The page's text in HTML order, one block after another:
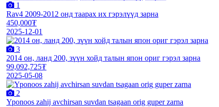
1
Rav4 2009-2012 онд таарах их гэрэлүүд зарна
450,000₮
2025-12-01
3
2014 он, ланд 200, зүүн хойд талын япон ориг гэрэл зарна
99,092,725₮
2025-05-08
2
Yponoos zahij avchirsan suvdan tsagaan orig guper zarna